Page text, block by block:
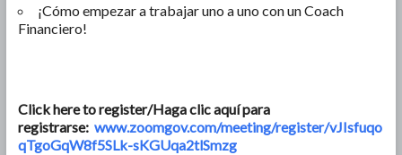
¡Cómo empezar a trabajar uno a uno con un Coach
Financiero!
Click here to register/Haga clic aquí para
registrarse: www.zoomgov.com/meeting/register/vJIsfuqo
qTgoGqW8f5SLk-sKGUqa2tlSmzg